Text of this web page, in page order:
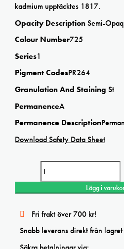
kadmium upptäcktes 1817.
Opacity DescriptionSemi-
Colour Number725
Series1
Pigment CodesPR264
Granulation And Staining St
PermanenceA
Permanence Description
Download Safety Data Sheet
Lägg i
Fri frakt över 700 kr!
Snabb leverans direkt från